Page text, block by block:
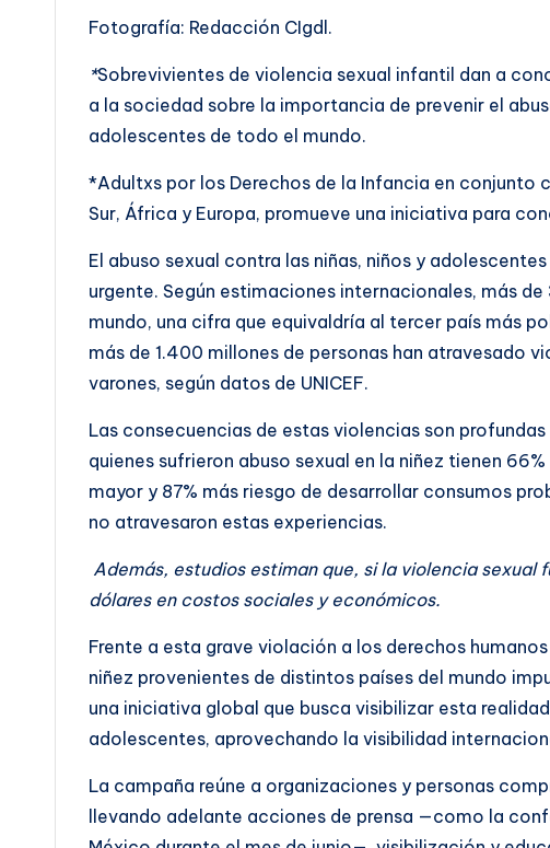
Fotografía: Redacción CIgdl.
*Sobrevivientes de violencia sexual infantil dan a
a la sociedad sobre la importancia de prevenir el
adolescentes de todo el mundo.
*Adultxs por los Derechos de la Infancia en conjunto
Sur, África y Europa, promueve una iniciativa para
El abuso sexual contra las niñas, niños y
urgente. Según estimaciones internacionales, más
mundo, una cifra que equivaldría al tercer país más
más de 1.400 millones de personas han atravesado
varones, según datos de UNICEF.
Las consecuencias de estas violencias son
quienes sufrieron abuso sexual en la niñez tienen
mayor y 87% más riesgo de desarrollar consumos
no atravesaron estas experiencias.
Además, estudios estiman que, si la violencia
dólares en costos sociales y económicos.
Frente a esta grave violación a los derechos
niñez provenientes de distintos países del mundo
una iniciativa global que busca visibilizar esta
adolescentes, aprovechando la visibilidad
La campaña reúne a organizaciones y personas
llevando adelante acciones de prensa —como la